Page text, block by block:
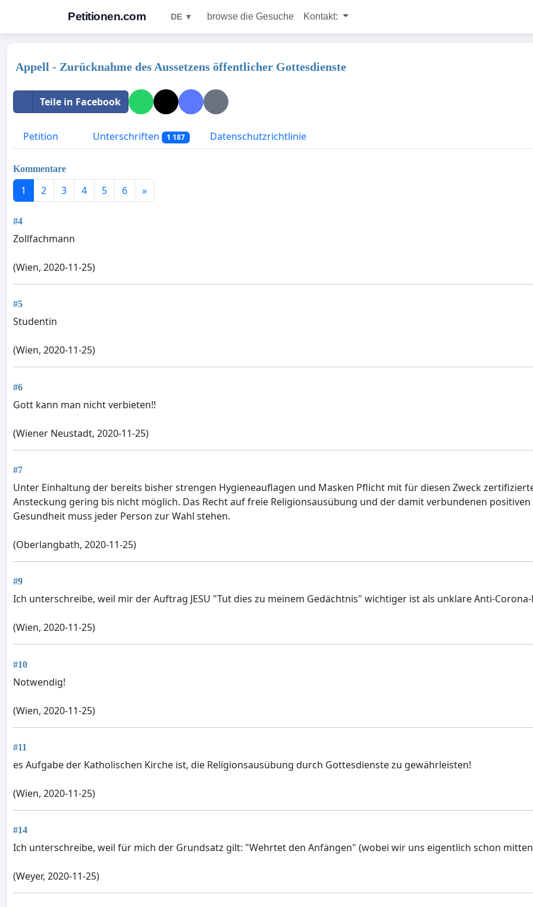
Petitionen.com DE ▼ browse die Gesuche Kontakt:
Appell - Zurücknahme des Aussetzens öffentlicher Gottesdienste
Teile in Facebook
Petition Unterschriften 1 187 Datenschutzrichtlinie
Kommentare
1 2 3 4 5 6 »
#4
Zollfachmann
(Wien, 2020-11-25)
#5
Studentin
(Wien, 2020-11-25)
#6
Gott kann man nicht verbieten!!
(Wiener Neustadt, 2020-11-25)
#7
Unter Einhaltung der bereits bisher strengen Hygieneauflagen und Masken Pflicht mit für diesen Zweck
Ansteckung gering bis nicht möglich. Das Recht auf freie Religionsausübung und der damit verbundenen
Gesundheit muss jeder Person zur Wahl stehen.
(Oberlangbath, 2020-11-25)
#9
Ich unterschreibe, weil mir der Auftrag JESU "Tut dies zu meinem Gedächtnis" wichtiger ist als unklare Anti-
(Wien, 2020-11-25)
#10
Notwendig!
(Wien, 2020-11-25)
#11
es Aufgabe der Katholischen Kirche ist, die Religionsausübung durch Gottesdienste zu gewährleisten!
(Wien, 2020-11-25)
#14
Ich unterschreibe, weil für mich der Grundsatz gilt: "Wehrtet den Anfängen" (wobei wir uns eigentlich schon
(Weyer, 2020-11-25)